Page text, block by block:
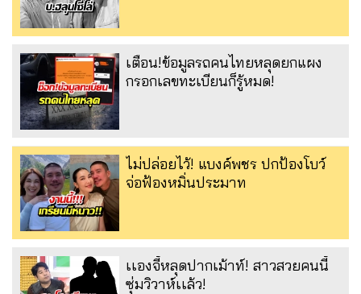
เตือน!ข้อมูลรถคนไทยหลุดยกแผง
กรอกเลขทะเบียนก็รู้หมด!
ไม่ปล่อยไว้! แบงค์พชร ปกป้องโบว์
จ่อฟ้องหมิ่นประมาท
เเองจี้หลุดปากเม้าท์! สาวสวยคนนี้
ซุ่มวิวาห์เเล้ว!